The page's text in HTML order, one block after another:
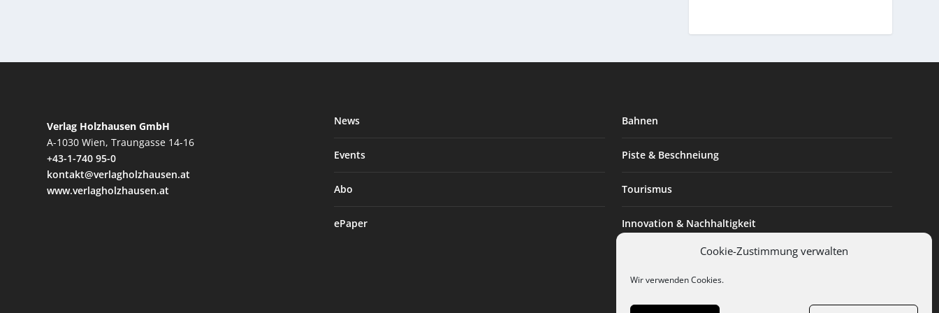
Cookie-Zustimmung verwalten
Wir verwenden Cookies.
Verlag Holzhausen GmbH
A-1030 Wien, Traungasse 14-16
+43-1-740 95-0
kontakt@verlagholzhausen.at
www.verlagholzhausen.at
News
Events
Abo
ePaper
Bahnen
Piste & Beschneiung
Tourismus
Innovation & Nachhaltigkeit
Expertise & Technik